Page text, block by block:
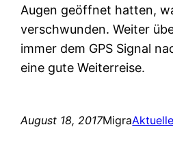
Augen geöffnet hatten,
verschwunden. Weiter
immer dem GPS Signal
eine gute Weiterreise.
August 18, 2017Migra